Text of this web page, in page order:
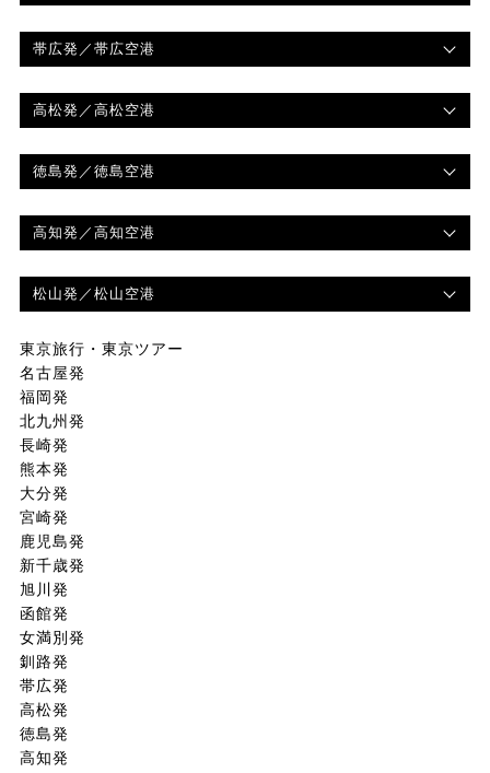
帯広発 ／帯広空港
高松発 ／高松空港
徳島発 ／徳島空港
高知発 ／高知空港
松山発 ／松山空港
東京旅行・東京ツアー
名古屋発
福岡発
北九州発
長崎発
熊本発
大分発
宮崎発
鹿児島発
新千歳発
旭川発
函館発
女満別発
釧路発
帯広発
高松発
徳島発
高知発